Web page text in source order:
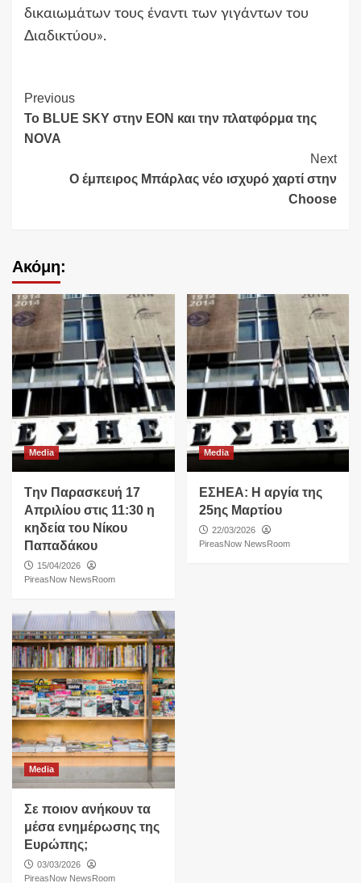
δικαιωμάτων τους έναντι των γιγάντων του
Διαδικτύου».
Continue
Reading
Previous
Το BLUE SKY στην EON και την πλατφόρμα της
NOVA
Next
Ο έμπειρος Μπάρλας νέο ισχυρό χαρτί στην
Choose
Ακόμη:
Media
Tην Παρασκευή 17
Απριλίου στις 11:30 η
κηδεία του Νίκου
Παπαδάκου
15/04/2026
PireasNow NewsRoom
Media
ΕΣΗΕΑ: Η αργία της
25ης Μαρτίου
22/03/2026
PireasNow NewsRoom
Media
Σε ποιον ανήκουν τα
μέσα ενημέρωσης της
Ευρώπης;
03/03/2026
PireasNow NewsRoom